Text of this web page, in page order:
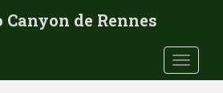
Canyon de Rennes